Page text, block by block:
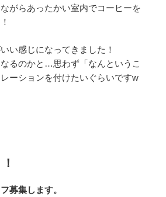
がらあったかい室内でコーヒーを
い感じになってきました！
るのかと…思わず「なんというこ
ーションを付けたいぐらいですw
募集します。